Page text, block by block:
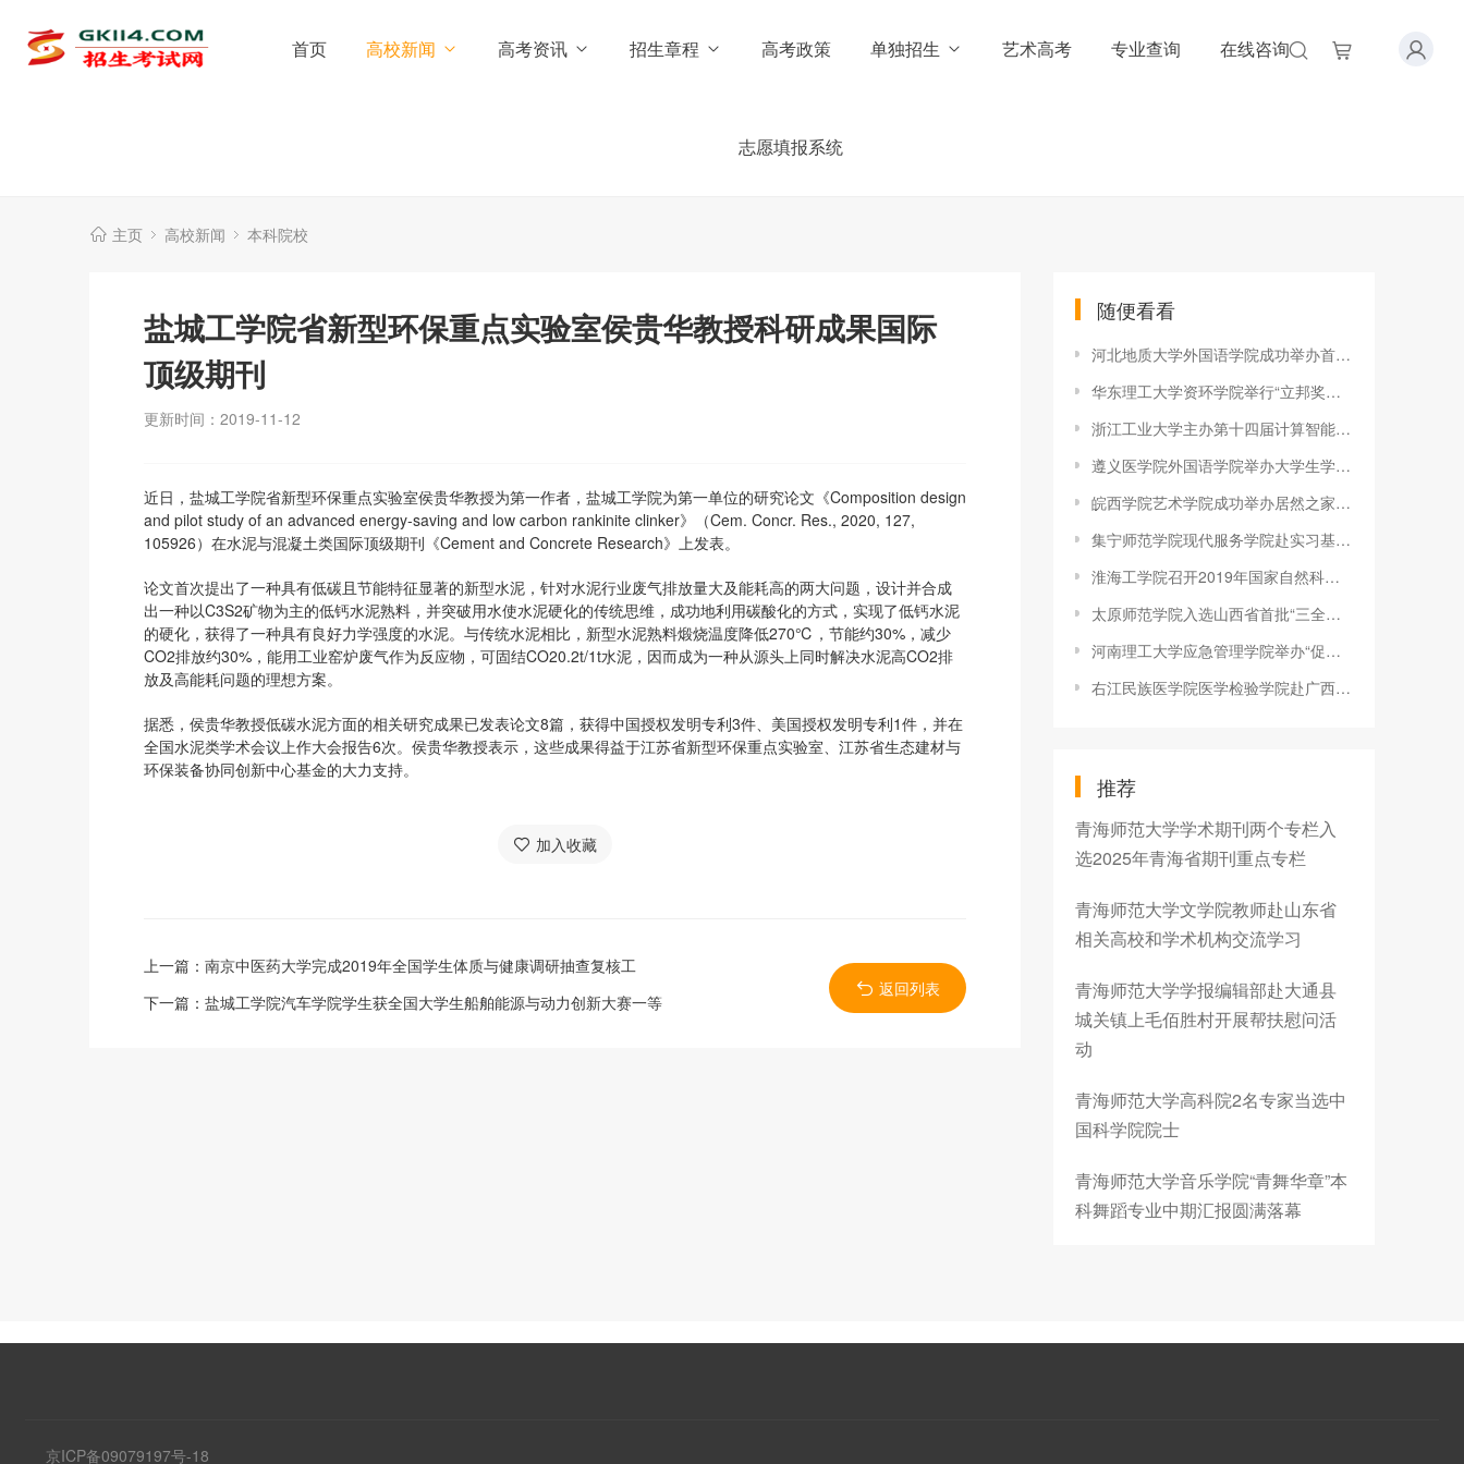
首页 高校新闻 高考资讯 招生章程 高考政策 单独招生 艺术高考 专业查询 在线咨询
志愿填报系统
主页 高校新闻 本科院校
盐城工学院省新型环保重点实验室侯贵华教授科研成果国际
顶级期刊
更新时间：2019-11-12
近日，盐城工学院省新型环保重点实验室侯贵华教授为第一作者，盐城工学院为第一单位的研究论文《Composition design
and pilot study of an advanced energy-saving and low carbon rankinite clinker》（Cem. Concr. Res., 2020, 127,
105926）在水泥与混凝土类国际顶级期刊《Cement and Concrete Research》上发表。
论文首次提出了一种具有低碳且节能特征显著的新型水泥，针对水泥行业废气排放量大及能耗高的两大问题，设计并合成
出一种以C3S2矿物为主的低钙水泥熟料，并突破用水使水泥硬化的传统思维，成功地利用碳酸化的方式，实现了低钙水泥
的硬化，获得了一种具有良好力学强度的水泥。与传统水泥相比，新型水泥熟料煅烧温度降低270℃，节能约30%，减少
CO2排放约30%，能用工业窑炉废气作为反应物，可固结CO20.2t/1t水泥，因而成为一种从源头上同时解决水泥高CO2排
放及高能耗问题的理想方案。
据悉，侯贵华教授低碳水泥方面的相关研究成果已发表论文8篇，获得中国授权发明专利3件、美国授权发明专利1件，并在
全国水泥类学术会议上作大会报告6次。侯贵华教授表示，这些成果得益于江苏省新型环保重点实验室、江苏省生态建材与
环保装备协同创新中心基金的大力支持。
加入收藏
上一篇： 南京中医药大学完成2019年全国学生体质与健康调研抽查复核工
下一篇： 盐城工学院汽车学院学生获全国大学生船舶能源与动力创新大赛一等
返回列表
随便看看
河北地质大学外国语学院成功举办首届模拟联合国大会
华东理工大学资环学院举行“立邦奖助学金”颁奖仪式
浙江工业大学主办第十四届计算智能与安全国际会议
遵义医学院外国语学院举办大学生学业规划讲座
皖西学院艺术学院成功举办居然之家专场招聘会
集宁师范学院现代服务学院赴实习基地看望学生
淮海工学院召开2019年国家自然科学基金项目申报动员暨辅导报告会
太原师范学院入选山西省首批“三全育人”综合改革试点单位
河南理工大学应急管理学院举办“促学风·应急颂”合颂比赛
右江民族医学院医学检验学院赴广西卫生职业技术学院交流学习
推荐
青海师范大学学术期刊两个专栏入
选2025年青海省期刊重点专栏
青海师范大学文学院教师赴山东省
相关高校和学术机构交流学习
青海师范大学学报编辑部赴大通县
城关镇上毛佰胜村开展帮扶慰问活
动
青海师范大学高科院2名专家当选中
国科学院院士
青海师范大学音乐学院“青舞华章”本
科舞蹈专业中期汇报圆满落幕
京ICP备09079197号-18